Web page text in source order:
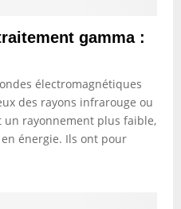
gamma :
électromagnétiques
des rayons infrarouge ou
rayonnement plus faible,
énergie. Ils ont pour